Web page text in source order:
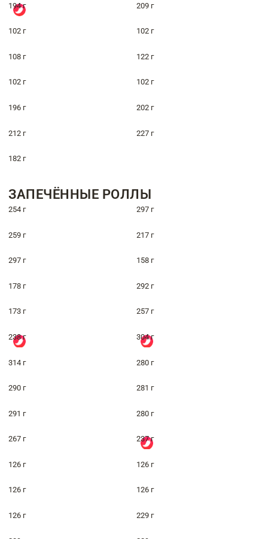
194 г 209 г
102 г 102 г
108 г 122 г
102 г 102 г
196 г 202 г
212 г 227 г
182 г
ЗАПЕЧЁННЫЕ РОЛЛЫ
254 г 297 г
259 г 217 г
297 г 158 г
178 г 292 г
173 г 257 г
238 г 304 г
314 г 280 г
290 г 281 г
291 г 280 г
267 г 237 г
126 г 126 г
126 г 126 г
126 г 229 г